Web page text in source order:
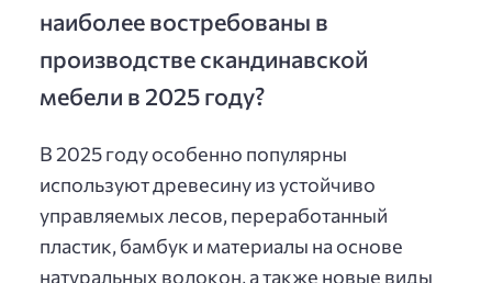
наиболее востребованы в
производстве скандинавской
мебели в 2025 году?
В 2025 году особенно популярны
используют древесину из устойчиво
управляемых лесов, переработанный
пластик, бамбук и материалы на основе
натуральных волокон, а также новые виды